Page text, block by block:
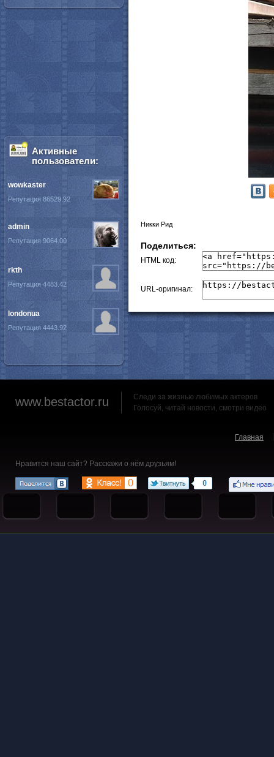
Никки Рид
Поделиться:
HTML код:
URL-оригинал:
Активные
пользователи:
wowkaster
Репутация 86529.92
admin
Репутация 9064.00
rkth
Репутация 4483.42
londonua
Репутация 4443.92
www.bestactor.ru
Следи за жизнью любимых актеров
Голосуй, читай новости, смотри видео
Главная
Нравится наш сайт? Расскажи о нём друзьям!